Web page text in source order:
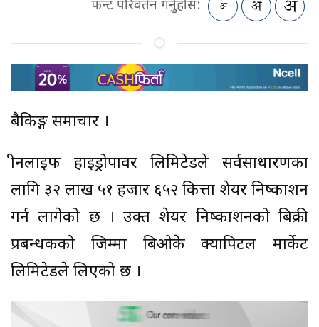
फन्ट परिवर्तन गर्नुहोस:
बैकिङ्ग समाचार ।
ग्रीनलाइफ हाइड्रोपावर लिमिटेडले सर्वसाधारणका
लागि ३२ लाख ५१ हजार ६५२ कित्ता शेयर निष्काशन
गर्न लागेको छ । उक्त शेयर निष्काशनको बिक्री
प्रबन्धकको जिम्मा बिओके क्यापिटल मार्केट
लिमिटेडले लिएको छ ।